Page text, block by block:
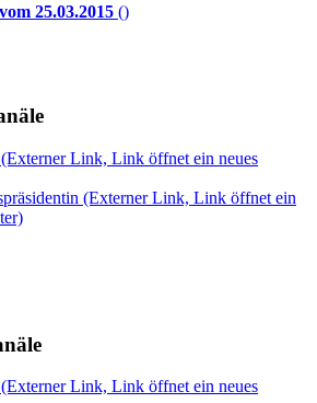
25.03.2015 ()
(Externer Link, Link öffnet ein neues
(Externer Link, Link öffnet ein
(Externer Link, Link öffnet ein neues